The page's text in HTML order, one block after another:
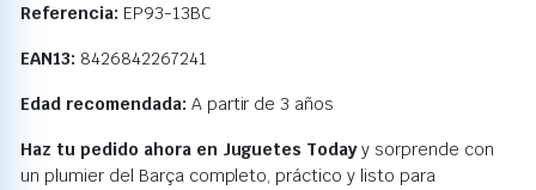
Referencia: EP93-13BC
EAN13: 8426842267241
Edad recomendada: A partir de 3 años
Haz tu pedido ahora en Juguetes Todayy sorprende con
un plumier del Barça completo, práctico y listo para